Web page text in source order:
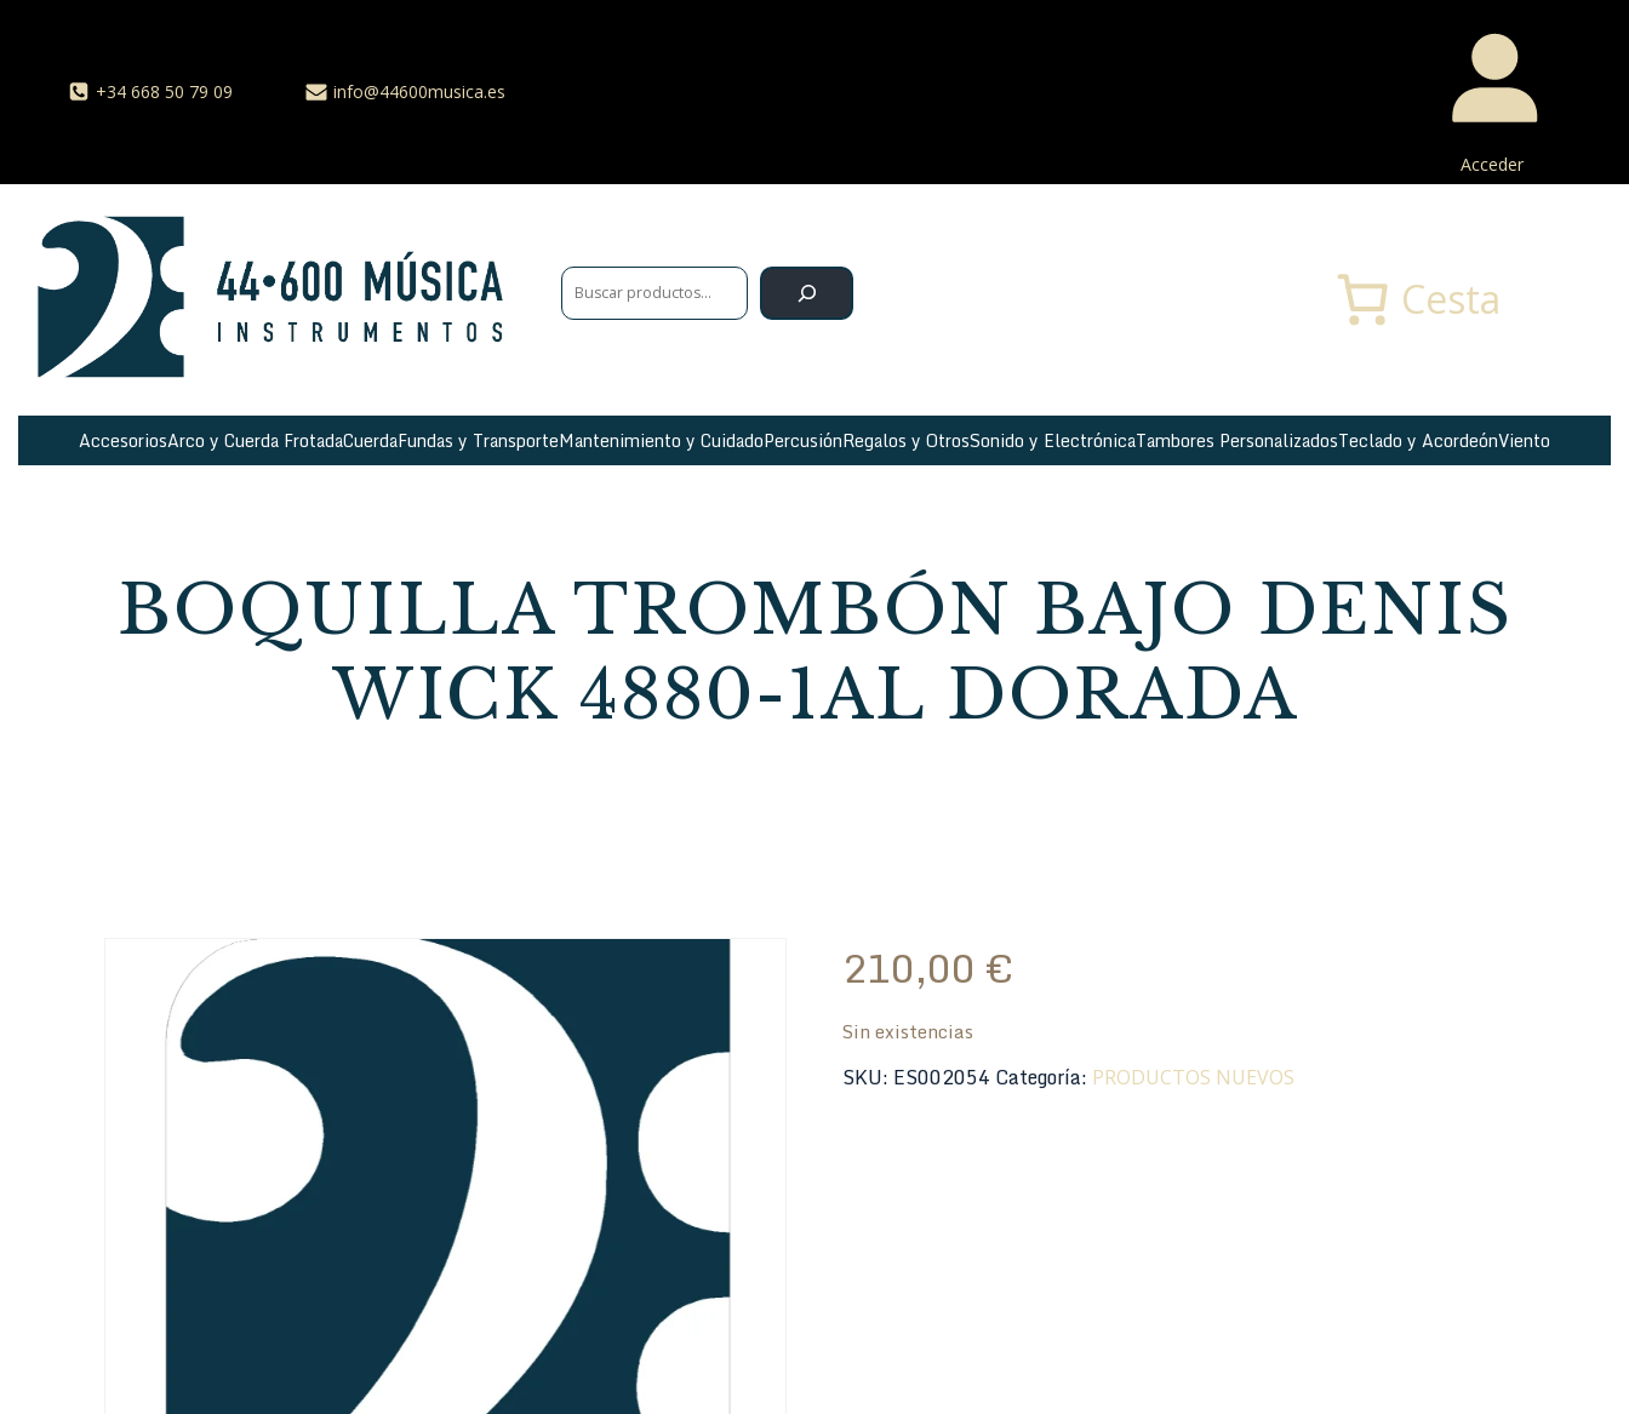
+34 668 50 79 09 info@44600musica.es
Acceder
Cesta
AccesoriosArco y Cuerda FrotadaCuerdaFundas y TransporteMantenimiento y CuidadoPercusiónRegalos y OtrosSonido y ElectrónicaTambores PersonalizadosTeclado y AcordeónViento
BOQUILLA TROMBÓN BAJO DENIS
WICK 4880-1AL DORADA
210,00 €
Sin existencias
SKU: ES002054 Categoría: PRODUCTOS NUEVOS